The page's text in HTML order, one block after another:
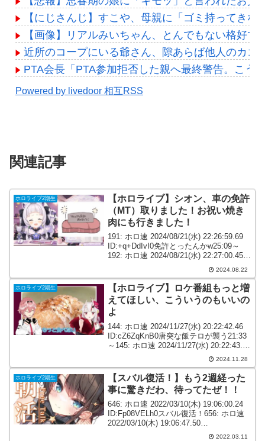
【にじさんじ】すこや、母親に「ゴミ持ってき
【画像】リアルみいちゃん、とんでもない格好
近所のコープにいる爺さん、隙あらば他人のカゴ
PTA会長「PTA参加拒否した親へ最終警告。こう
Powered by livedoor 相互RSS
関連記事
ホロライブ2期生
【ホロライブ】シオン、車の免許
（MT）取りました！お祝い焼き
肉にも行きました！
191: ホロ速 2024/08/21(水) 22:26:59.69
ID:+q+DdIvI0免許とったんかw25:09～
192: ホロ速 2024/08/21(水) 22:27:00.45
ID:yrILVSF20マジかよ車の免許を！？1...
2024.08.22
ホロライブ2期生
【ホロライブ】ロケ番組もっと増
えてほしい、こういうのもいいの
よ
144: ホロ速 2024/11/27(水) 20:22:42.46
ID:cZ6ZqKnB0唐突な飯テロが襲う21:33
～145: ホロ速 2024/11/27(水) 20:22:43.16
ID:YlUm/v900美味そう147: ホロ...2024.11.28
ホロライブ2期生
【スバル復活！】もう2週経った
事に驚きだわ、待ってたぜ！！
646: ホロ速 2022/03/10(木) 19:06:00.24
ID:Fp08VELh0スバル復活！656: ホロ速
2022/03/10(木) 19:06:47.50
ID:NUCG/uiOa>>646待ってたぞスバル
2022.03.11